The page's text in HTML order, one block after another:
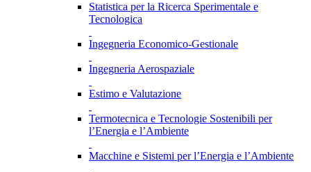
Statistica per la Ricerca Sperimentale e
Tecnologica
Ingegneria Economico-Gestionale
Ingegneria Aerospaziale
Estimo e Valutazione
Termotecnica e Tecnologie Sostenibili per
l’Energia e l’Ambiente
Macchine e Sistemi per l’Energia e l’Ambiente